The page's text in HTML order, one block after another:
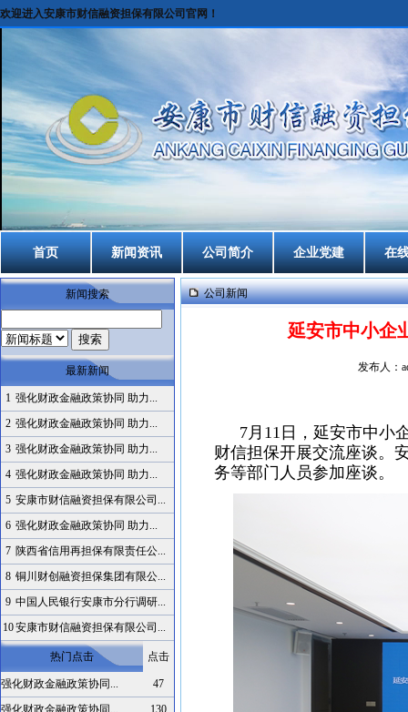
欢迎进入安康市财信融资担保有限公司官网！
首页 新闻资讯 公司简介 企业党建 在
新闻搜索
最新新闻
1 强化财政金融政策协同 助力...
2 强化财政金融政策协同 助力...
3 强化财政金融政策协同 助力...
4 强化财政金融政策协同 助力...
5 安康市财信融资担保有限公司...
6 强化财政金融政策协同 助力...
7 陕西省信用再担保有限责任公...
8 铜川财创融资担保集团有限公...
9 中国人民银行安康市分行调研...
10安康市财信融资担保有限公司...
热门点击 点击
强化财政金融政策协同...
47
强化财政金融政策协同...
130
公司新闻
延安市中小企
发布人：
7月11日，延安市中小
财信担保开展交流座谈。
务等部门人员参加座谈。